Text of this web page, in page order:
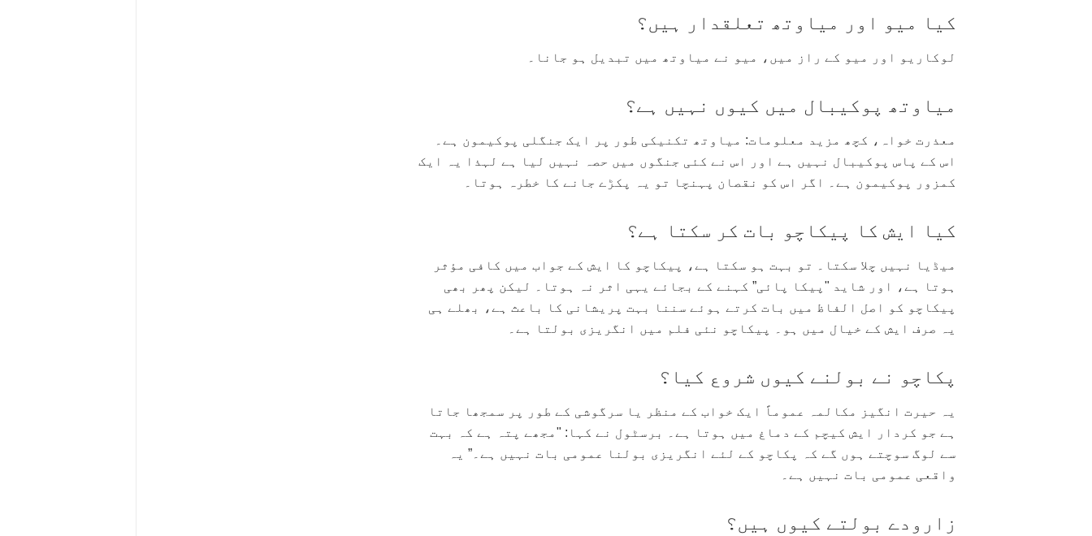
کیا میو اور میاوتھ تعلقدار ہیں؟
لوکاریو اور میو کے راز میں، میو نے میاوتھ میں تبدیل ہو جانا۔
میاوتھ پوکیبال میں کیوں نہیں ہے؟
معذرت خواہ، کچھ مزید معلومات: میاوتھ تکنیکی طور پر ایک جنگلی پوکیمون ہے۔
اس کے پاس پوکیبال نہیں ہے اور اس نے کئی جنگوں میں حصہ نہیں لیا ہے لہذا یہ ایک
کمزور پوکیمون ہے۔ اگر اس کو نقصان پہنچا تو یہ پکڑے جانے کا خطرہ ہوتا۔
کیا ایش کا پیکاچو بات کر سکتا ہے؟
میڈیا نہیں چلا سکتا۔ تو بہت ہو سکتا ہے، پیکاچو کا ایش کے جواب میں کافی مؤثر
ہوتا ہے، اور شاید "پیکا پائی” کہنے کے بجائے یہی اثر نہ ہوتا۔ لیکن پھر بھی
پیکاچو کو اصل الفاظ میں بات کرتے ہوئے سننا بہت پریشانی کا باعث ہے، بھلے ہی
یہ صرف ایش کے خیال میں ہو۔ پیکاچو نئی فلم میں انگریزی بولتا ہے۔
پکاچو نے بولنے کیوں شروع کیا؟
یہ حیرت انگیز مکالمہ عموماً ایک خواب کے منظر یا سرگوشی کے طور پر سمجھا جاتا
ہے جو کردار ایش کیچم کے دماغ میں ہوتا ہے۔ برسٹول نے کہا: "مجھے پتہ ہے کہ بہت
سے لوگ سوچتے ہوں گے کہ پکاچو کے لئے انگریزی بولنا عمومی بات نہیں ہے۔” یہ
واقعی عمومی بات نہیں ہے۔
زارودے بولتے کیوں ہیں؟